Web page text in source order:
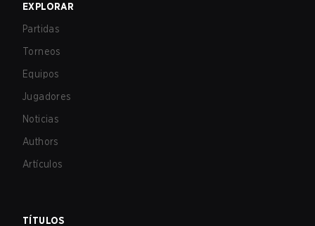
EXPLORAR
Partidas
Torneos
Equipos
Jugadores
Noticias
Authors
Artículos
TÍTULOS